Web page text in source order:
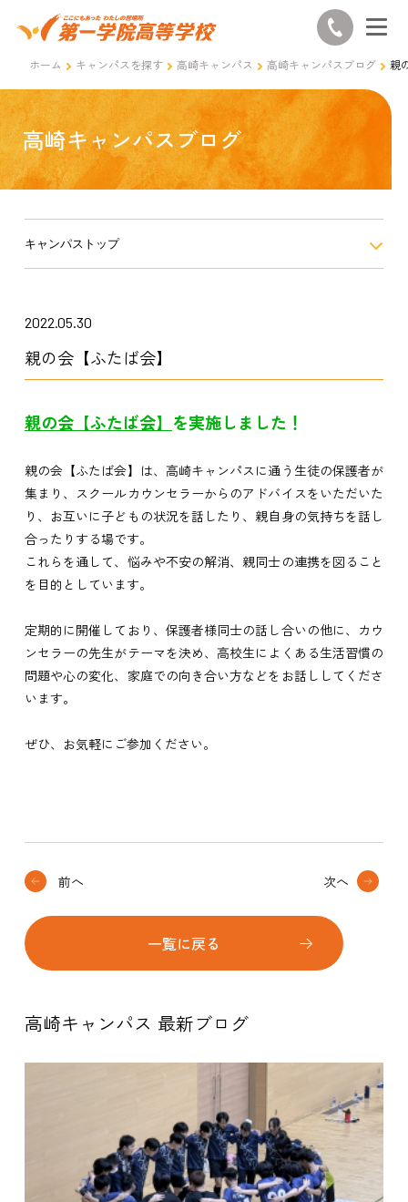
ホーム キャンパスを探す 高崎キャンパス 高崎キャンパスブログ 親
高崎キャンパスブログ
キャンパストップ
2022.05.30
親の会【ふたば会】
親の会【ふたば会】 を実施しました！
親の会【ふたば会】は、高崎キャンパスに通う生徒の保護者が
集まり、スクールカウンセラーからのアドバイスをいただいた
り、お互いに子どもの状況を話したり、親自身の気持ちを話し
合ったりする場です。
これらを通して、悩みや不安の解消、親同士の連携を図ること
を目的としています。
定期的に開催しており、保護者様同士の話し合いの他に、カウ
ンセラーの先生がテーマを決め、高校生によくある生活習慣の
問題や心の変化、家庭での向き合い方などをお話ししてくださ
います。
ぜひ、お気軽にご参加ください。
前へ
一覧に戻る
次へ
高崎キャンパス 最新ブログ